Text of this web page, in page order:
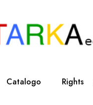
Catalogo Rights